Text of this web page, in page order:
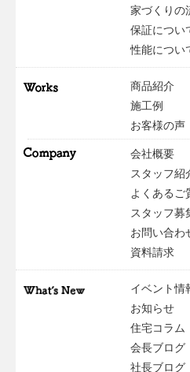
家づくりの
保証につい
性能につい
商品紹介
施工例
お客様の声
会社概要
スタッフ紹
よくあるご
スタッフ募
お問い合わ
資料請求
イベント情
お知らせ
住宅コラム
会長ブログ
社長ブログ